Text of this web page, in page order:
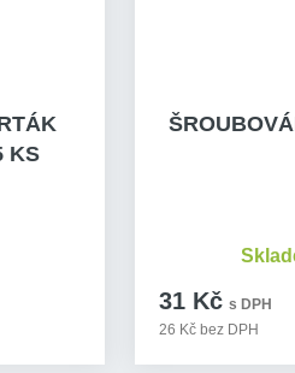
KS
31 Kč s DPH
26 Kč bez DPH